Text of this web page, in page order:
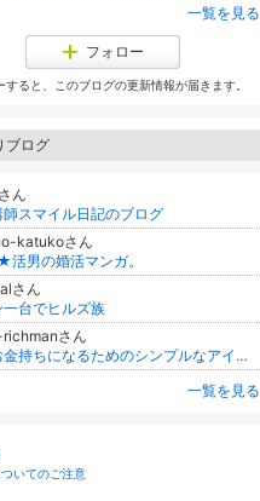
一覧を見る
フォロー
すると、このブログの更新情報が届きます。
ブログ
ん
スマイル日記のブログ
katukoさん
活男の婚活マンガ。
さん
台でヒルズ族
さん
本当のお金持ちになるためのシンプルなアイディア
一覧を見る
いてのご注意